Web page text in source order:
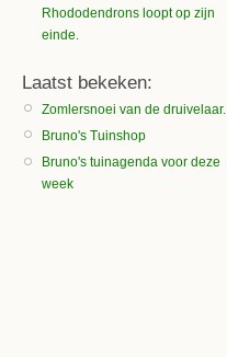
Rhododendrons loopt op zijn
einde.
Laatst bekeken:
Zomlersnoei van de druivelaar.
Bruno's Tuinshop
Bruno's tuinagenda voor deze
week